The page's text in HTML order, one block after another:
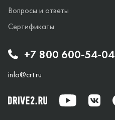
+7 800 600-54-04
info@crt.ru
Вопросы и ответы
Сертификаты